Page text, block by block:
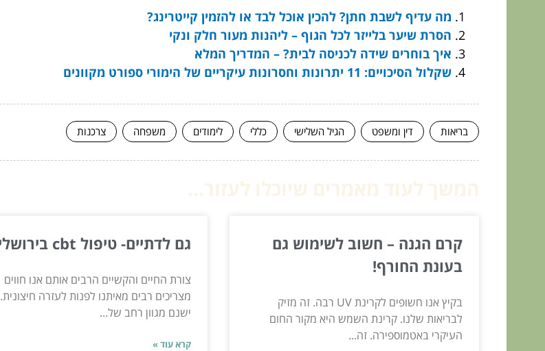
מה עדיף לשבת חתן? להכין אוכל לבד או להזמין קייטרינג?
הסרת שיער בלייזר לכל הגוף – ליהנות מעור חלק ונקי
איך בוחרים שידה לכניסה לבית? – המדריך המלא
שקלול הסיכויים: 11 יתרונות וחסרונות עיקריים של הימורי ספורט מקוונים
בריאות דין ומשפט הגיל השלישי כללי לימודים משפחה צרכנות
קרם הגנה – חשוב לשימוש גם
בעונת החורף!
בקיץ אנו חשופים לקרינת UV רבה. זה מזיק
לבריאות שלנו. קרינת השמש היא מקור החום
העיקרי באטמוספירה. זה...
גם לדתיים- טיפול cbt בירושלים
צורת החיים והקשיים הרבים אותם אנו חווים
מצריכים רבים מאיתנו לפנות לעזרה חיצונית.
ישנם מגוון רחב של...
קרא עוד »